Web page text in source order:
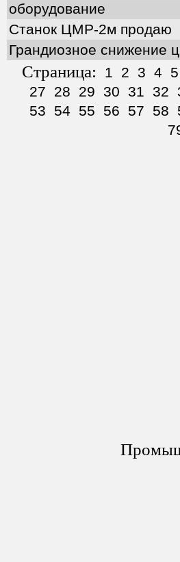
оборудование
Станок ЦМР-2м продаю
Грандиозное снижение
Страница: 1 2 3 4 5
27
28 29 30 31 32
53
54 55 56 57 58